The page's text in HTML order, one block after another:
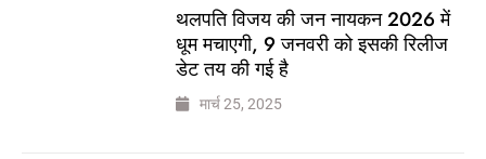
थलपति विजय की जन नायकन 2026 में
धूम मचाएगी, 9 जनवरी को इसकी रिलीज
डेट तय की गई है
मार्च 25, 2025